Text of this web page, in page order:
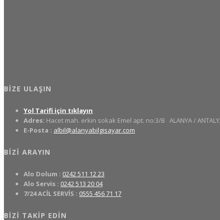
BIZE ULAŞIN
Yol Tarifi için tıklayın
Adres: Hacet mah. erkin sokak Emel apt. no:3/B ALANYA /
E-Posta : albil@alanyabilgisayar.com
BIZI ARAYIN
Alo Dolum : 0242 511 12 23
Alo Servis : 0242 513 20 04
7/24 ACİL SERVİS : 0555 456 71 17
BIZI TAKIP EDIN